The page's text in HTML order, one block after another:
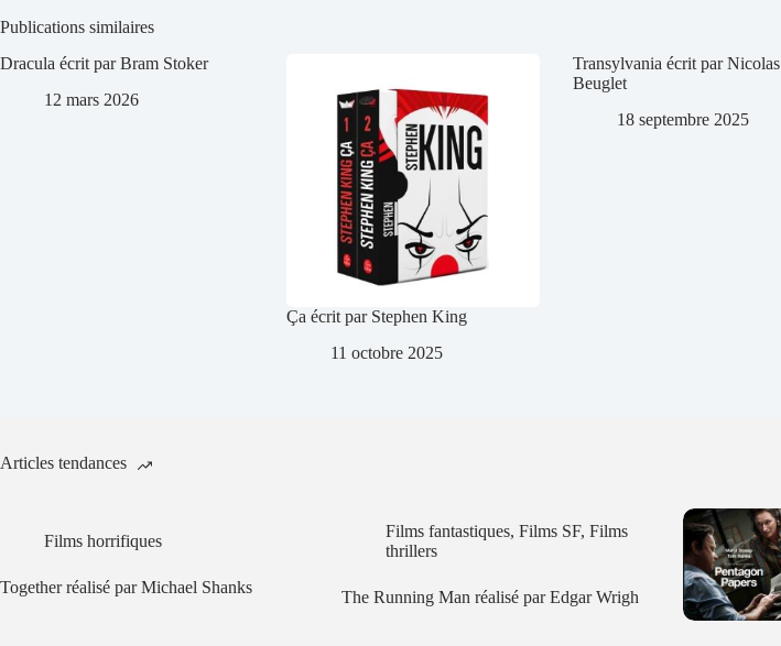
Publications similaires
Dracula écrit par Bram Stoker
12 mars 2026
Ça écrit par Stephen King
11 octobre 2025
Transylvania écrit par Nicolas
Beuglet
18 septembre 2025
Articles tendances
Films horrifiques
Together réalisé par Michael Shanks
Films fantastiques, Films SF, Films
thrillers
The Running Man réalisé par Edgar Wrigh